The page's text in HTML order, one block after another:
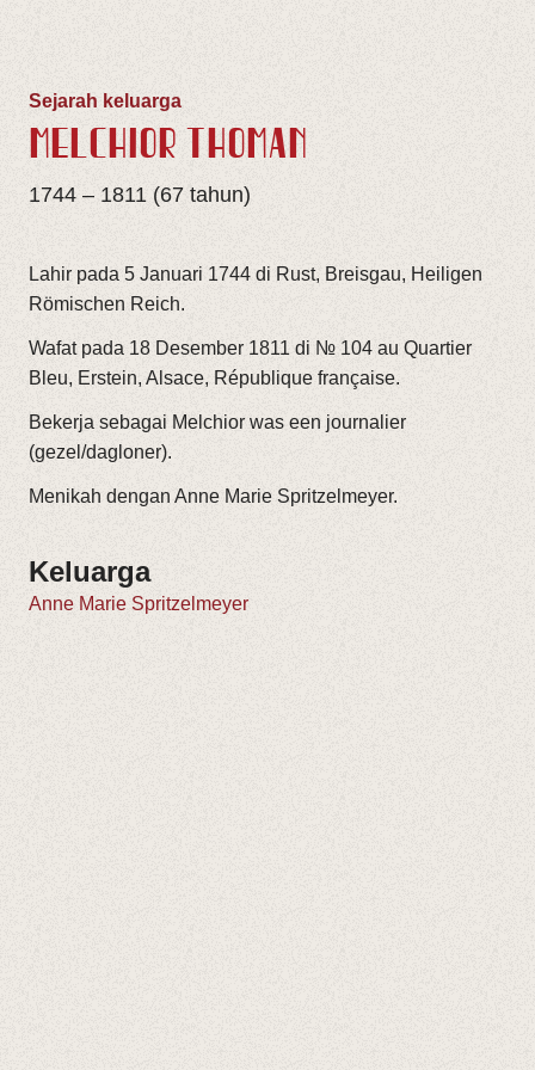
Sejarah keluarga
MELCHIOR THOMAN
1744 – 1811 (67 tahun)
Lahir pada 5 Januari 1744 di Rust, Breisgau, Heiligen
Römischen Reich.
Wafat pada 18 Desember 1811 di № 104 au Quartier
Bleu, Erstein, Alsace, République française.
Bekerja sebagai Melchior was een journalier
(gezel/dagloner).
Menikah dengan Anne Marie Spritzelmeyer.
Keluarga
Anne Marie Spritzelmeyer